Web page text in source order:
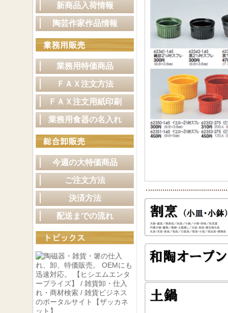
新商品入荷情報
陶芸作家作品情報
業務用特価商品
ＦＡＸ注文方法
ＦＡＸ注文用紙印刷
業務用食器の名入れ
今週の大特価商品
ご注文方法
決済方法
配送までの流れ